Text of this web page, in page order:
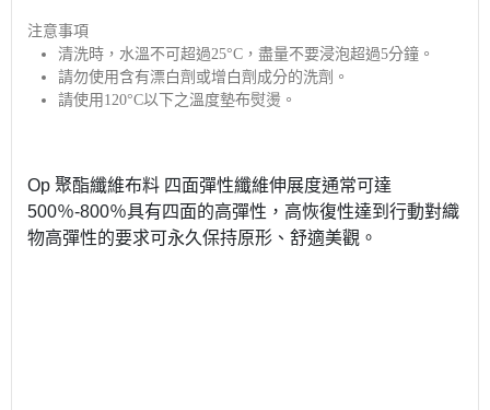
注意事項
清洗時，水溫不可超過25°C，盡量不要浸泡超過5分鐘。
請勿使用含有漂白劑或增白劑成分的洗劑。
請使用120°C以下之溫度墊布熨燙。
Op 聚酯纖維布料 四面彈性纖維伸展度通常可達
500％-800％具有四面的高彈性，高恢復性達到行動對織
物高彈性的要求可永久保持原形、舒適美觀。